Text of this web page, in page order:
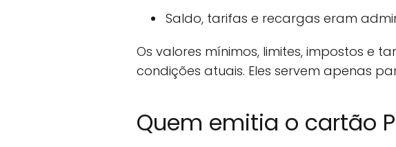
Saldo, tarifas e recargas eram
Os valores mínimos, limites, impostos e
condições atuais. Eles servem apenas
Quem emitia o cartão